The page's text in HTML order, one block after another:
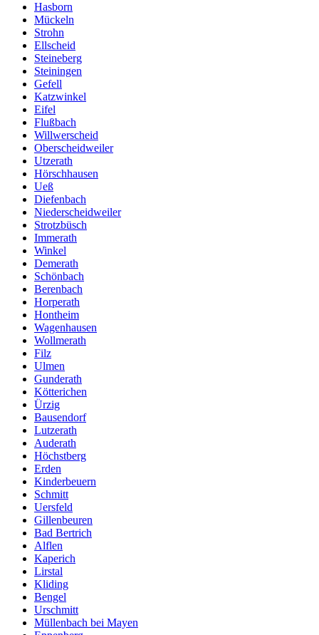
Hasborn
Mückeln
Strohn
Ellscheid
Steineberg
Steiningen
Gefell
Katzwinkel
Eifel
Flußbach
Willwerscheid
Oberscheidweiler
Utzerath
Hörschhausen
Ueß
Diefenbach
Niederscheidweiler
Strotzbüsch
Immerath
Winkel
Demerath
Schönbach
Berenbach
Horperath
Hontheim
Wagenhausen
Wollmerath
Filz
Ulmen
Gunderath
Kötterichen
Ürzig
Bausendorf
Lutzerath
Auderath
Höchstberg
Erden
Kinderbeuern
Schmitt
Uersfeld
Gillenbeuren
Bad Bertrich
Alflen
Kaperich
Lirstal
Kliding
Bengel
Urschmitt
Müllenbach bei Mayen